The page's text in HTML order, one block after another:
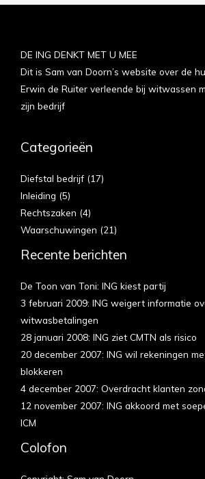
DE ING DENKT MET U MEE
Dit is Sam van Doorn’s website over de
Erwin de Ruiter verleende bij witwassen
zijn bedrijf
Categorieën
Diefstal bedrijf (17)
Inleiding (5)
Rechtszaken (4)
Waarschuwingen (21)
Recente berichten
De Toon van Toni: ING kiest partij
3 februari 2009: ING weigert informatie
witwasbetalingen
28 januari 2008: ING ziet CMTN als risico
20 december 2007: ING wil rekeningen
blokkeren
4 december 2007: Overdracht klanten
12 november 2007: ING akkoord met
ICM
Colofon